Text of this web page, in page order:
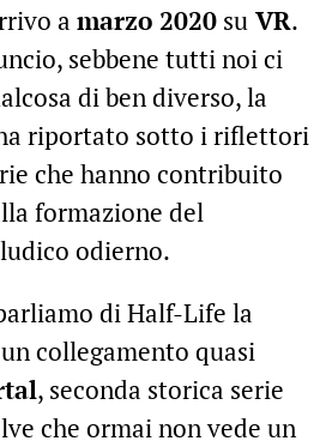
a marzo 2020suVR.
sebbene tutti noi ci
di ben diverso, la
riportato sotto i riflettori
che hanno contribuito
formazione del
odierno.
di Half-Life la
collegamento quasi
, seconda storica serie
che ormai non vede un